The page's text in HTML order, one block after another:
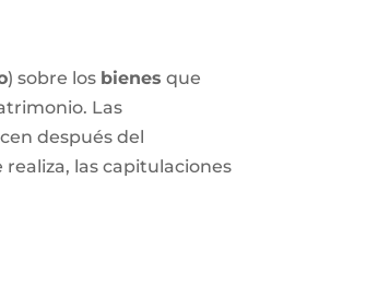
) sobre los bienes que
Las
después del
las capitulaciones